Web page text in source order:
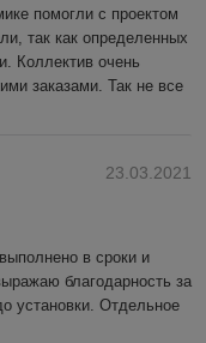
помогли с проектом
так как определенных
Коллектив очень
заказами. Так не все
23.03.2021
в сроки и
благодарность за
установки. Отдельное